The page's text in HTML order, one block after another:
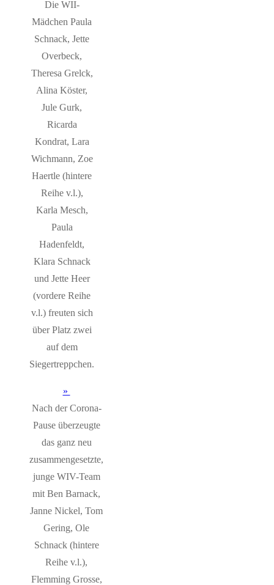
Die WII-
Mädchen Paula
Schnack, Jette
Overbeck,
Theresa Grelck,
Alina Köster,
Jule Gurk,
Ricarda
Kondrat, Lara
Wichmann, Zoe
Haertle (hintere
Reihe v.l.),
Karla Mesch,
Paula
Hadenfeldt,
Klara Schnack
und Jette Heer
(vordere Reihe
v.l.) freuten sich
über Platz zwei
auf dem
Siegertreppchen.
Nach der Corona-
Pause überzeugte
das ganz neu
zusammengesetzte,
junge WIV-Team
mit Ben Barnack,
Janne Nickel, Tom
Gering, Ole
Schnack (hintere
Reihe v.l.),
Flemming Grosse,